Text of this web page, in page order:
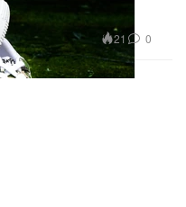
21 0